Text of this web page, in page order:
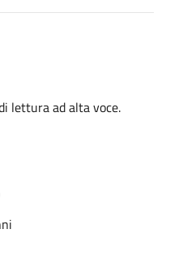
lettura ad alta voce.